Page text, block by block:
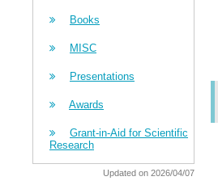
Books
MISC
Presentations
Awards
Grant-in-Aid for Scientific
Research
Updated on 2026/04/07